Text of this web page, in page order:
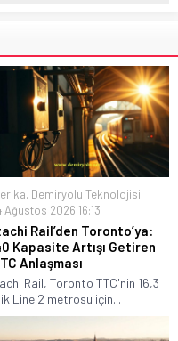
, Demiryolu Teknolojisi
Ağustos 2026 16:13
Rail’den Toronto’ya:
Kapasite Artışı Getiren
Anlaşması
Rail, Toronto TTC'nin 16,3
Line 2 metrosu için...